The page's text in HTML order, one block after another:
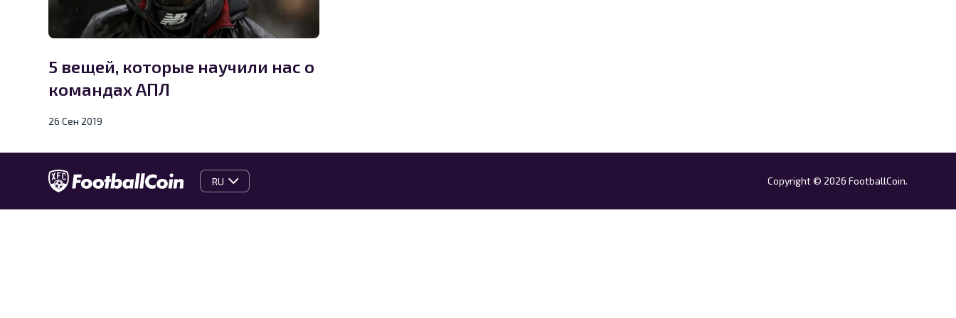
5 вещей, которые научили нас о
командах АПЛ
26 Сен 2019
RU Copyright © 2026 FootballCoin.